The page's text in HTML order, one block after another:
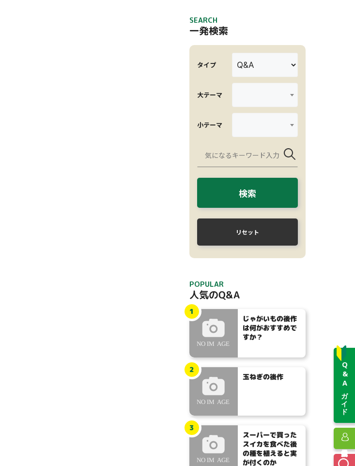
Q&Aガイド
SEARCH
一発検索
タイプ
大テーマ
小テーマ
検索
リセット
POPULAR
人気のQ&A
じゃがいもの後作
は何がおすすめで
すか？
1
玉ねぎの後作
2
スーパーで買った
スイカを食べた後
の種を植えると実
が付くのか
3